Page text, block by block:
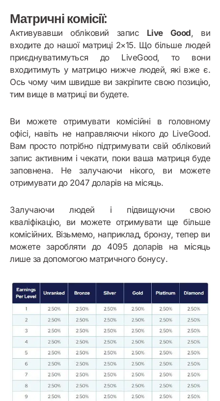
Матричні комісії:
Активувавши обліковий запис Live Good, ви
входите до нашої матриці 2×15. Що більше людей
приєднуватимуться до LiveGood, то вони
входитимуть у матрицю нижче людей, які вже є.
Ось чому чим швидше ви закріпите свою позицію,
тим вище в матриці ви будете.
Ви можете отримувати комісійні в головному
офісі, навіть не направляючи нікого до LiveGood.
Вам просто потрібно підтримувати свій обліковий
запис активним і чекати, поки ваша матриця буде
заповнена. Не залучаючи нікого, ви можете
отримувати до 2047 доларів на місяць.
Залучаючи людей і підвищуючи свою
кваліфікацію, ви можете отримувати ще більше
комісійних. Візьмемо, наприклад, бронзу, тепер ви
можете заробляти до 4095 доларів на місяць
лише за допомогою матричного бонусу.